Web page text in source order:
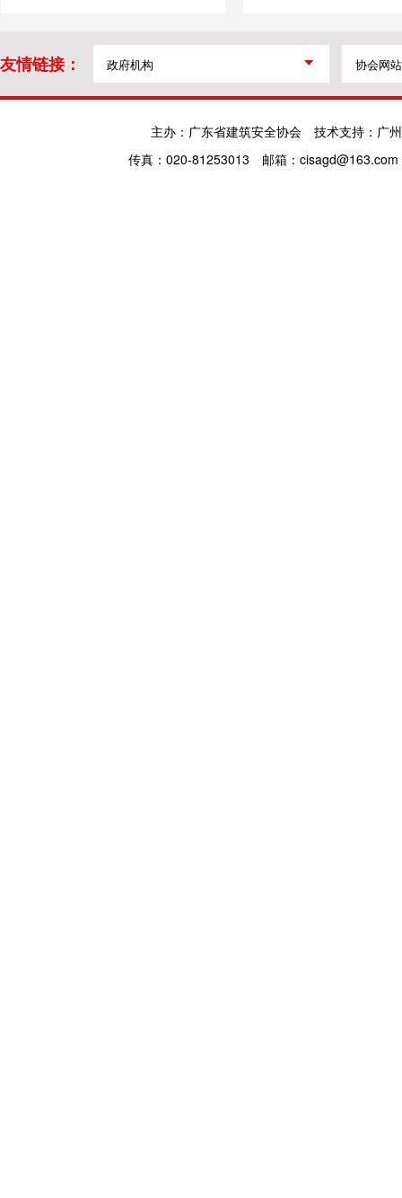
友情链接：
主办：广东省建筑安全协会
技术支持：广
传真：020-81253013
邮箱：cisagd@163.com